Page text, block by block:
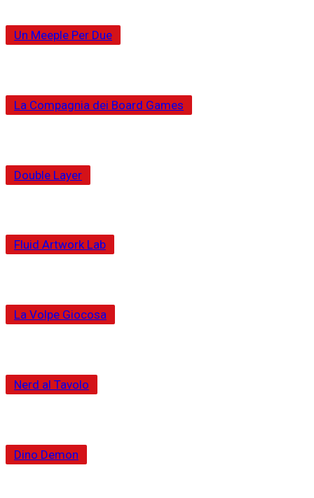
Un Meeple Per Due
La Compagnia dei Board Games
Double Layer
Fluid Artwork Lab
La Volpe Giocosa
Nerd al Tavolo
Dino Demon